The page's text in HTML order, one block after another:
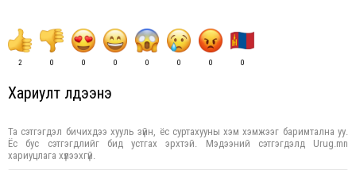
2 0 0 0 0 0 0 0
Хариулт үлдээнэ үү
Та сэтгэгдэл бичихдээ хууль зүйн, ёс суртахууны хэм хэмжээг баримтална уу.
Ёс бус сэтгэгдлийг бид устгах эрхтэй. Мэдээний сэтгэгдэлд Urug.mn
хариуцлага хүлээхгүй.